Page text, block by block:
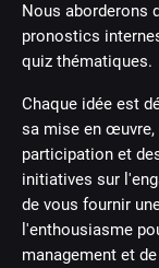
Nous aborderons
pronostics
quiz thématiques.
Chaque idée est
sa mise en
participation et
initiatives sur
de vous fournir
l'enthousiasme
management et